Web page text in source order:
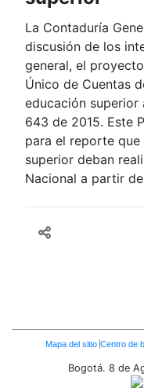
La Contaduría
discusión de los
general, el
Único de Cuentas
educación superior
643 de 2015. Este
para el reporte
superior deban
Nacional a partir
Enlaces
Inferiores
Mapa del sitio Centro de
Bogotá. 8 de